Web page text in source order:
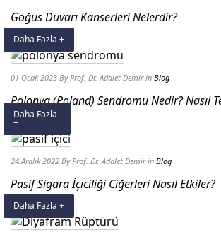
Göğüs Duvarı Kanserleri Nelerdir?
Daha Fazla +
01 Ocak 2023 By Prof. Dr. Adalet Demir in Blog
Polonya (Poland) Sendromu Nedir? Nasıl
Daha Fazla
+
24 Aralık 2022 By Prof. Dr. Adalet Demir in Blog
Pasif Sigara İçiciliği Ciğerleri Nasıl Etkiler?
Daha Fazla +